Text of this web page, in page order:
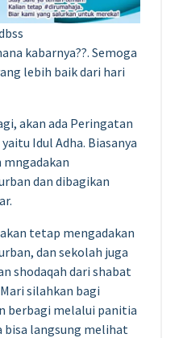
kabarnya??. Semoga
lebih baik dari hari
akan ada Peringatan
Idul Adha. Biasanya
mngadakan
dan dibagikan
tetap mengadakan
dan sekolah juga
shodaqah dari shabat
silahkan bagi
berbagi melalui panitia
bisa langsung melihat